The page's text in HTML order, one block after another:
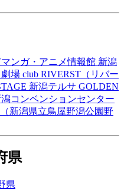
ンガ・アニメ情報館 新潟
場 club RIVERST（リバー
新潟テルサ GOLDEN
コンベンションセンター
新潟県立鳥屋野潟公園野
県
県